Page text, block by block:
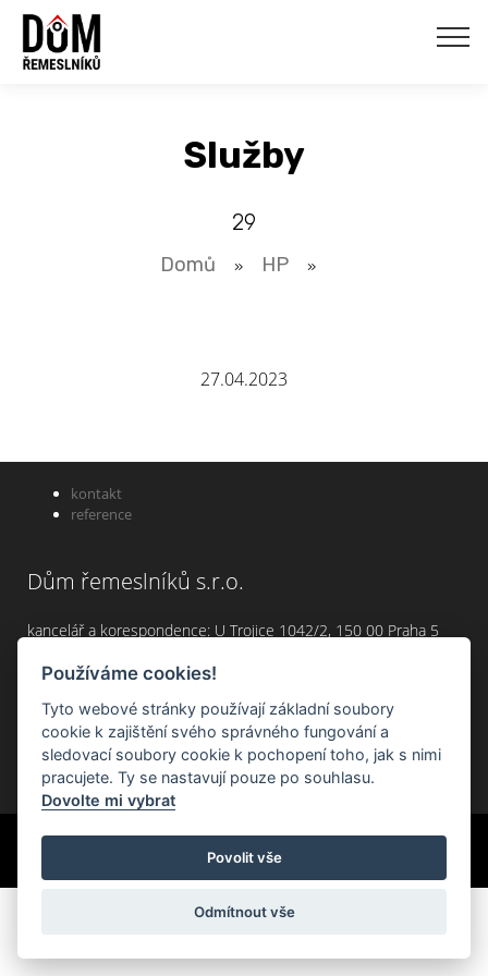
Služby
29
Domů » HP »
27.04.2023
kontakt
reference
Dům řemeslníků s.r.o.
kancelář a korespondence: U Trojice 1042/2, 150 00 Praha 5
infolinka: +420 777 464 474, +420 722 566 069
Created byRoman Kunert and his team| Powered byPublicMC|
&MediaMC
Používáme cookies!
Tyto webové stránky používají základní soubory
cookie k zajištění svého správného fungování a
sledovací soubory cookie k pochopení toho, jak s nimi
pracujete. Ty se nastavují pouze po souhlasu.
Dovolte mi vybrat
Povolit vše
Odmítnout vše